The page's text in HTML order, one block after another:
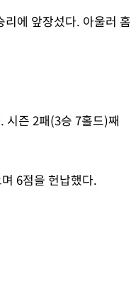
에 앞장섰다. 아울러 홈
시즌 2패(3승 7홀드)째
6점을 헌납했다.